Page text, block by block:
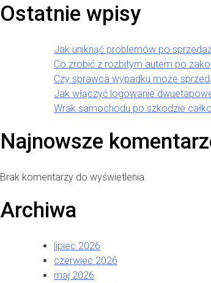
Ostatnie wpisy
Jak uniknąć problemów po
Co zrobić z rozbitym autem po
Czy sprawca wypadku może
Jak włączyć logowanie
Wrak samochodu po szkodzie
Najnowsze
Brak komentarzy do wyświetlenia.
Archiwa
lipiec 2026
czerwiec 2026
maj 2026